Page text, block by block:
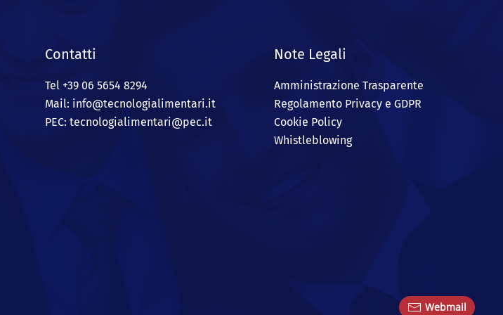
Contatti
Tel +39 06 5654 8294
Mail: info@tecnologialimentari.it
PEC: tecnologialimentari@pec.it
Note Legali
Amministrazione Trasparente
Regolamento Privacy e GDPR
Cookie Policy
Whistleblowing
Webmail